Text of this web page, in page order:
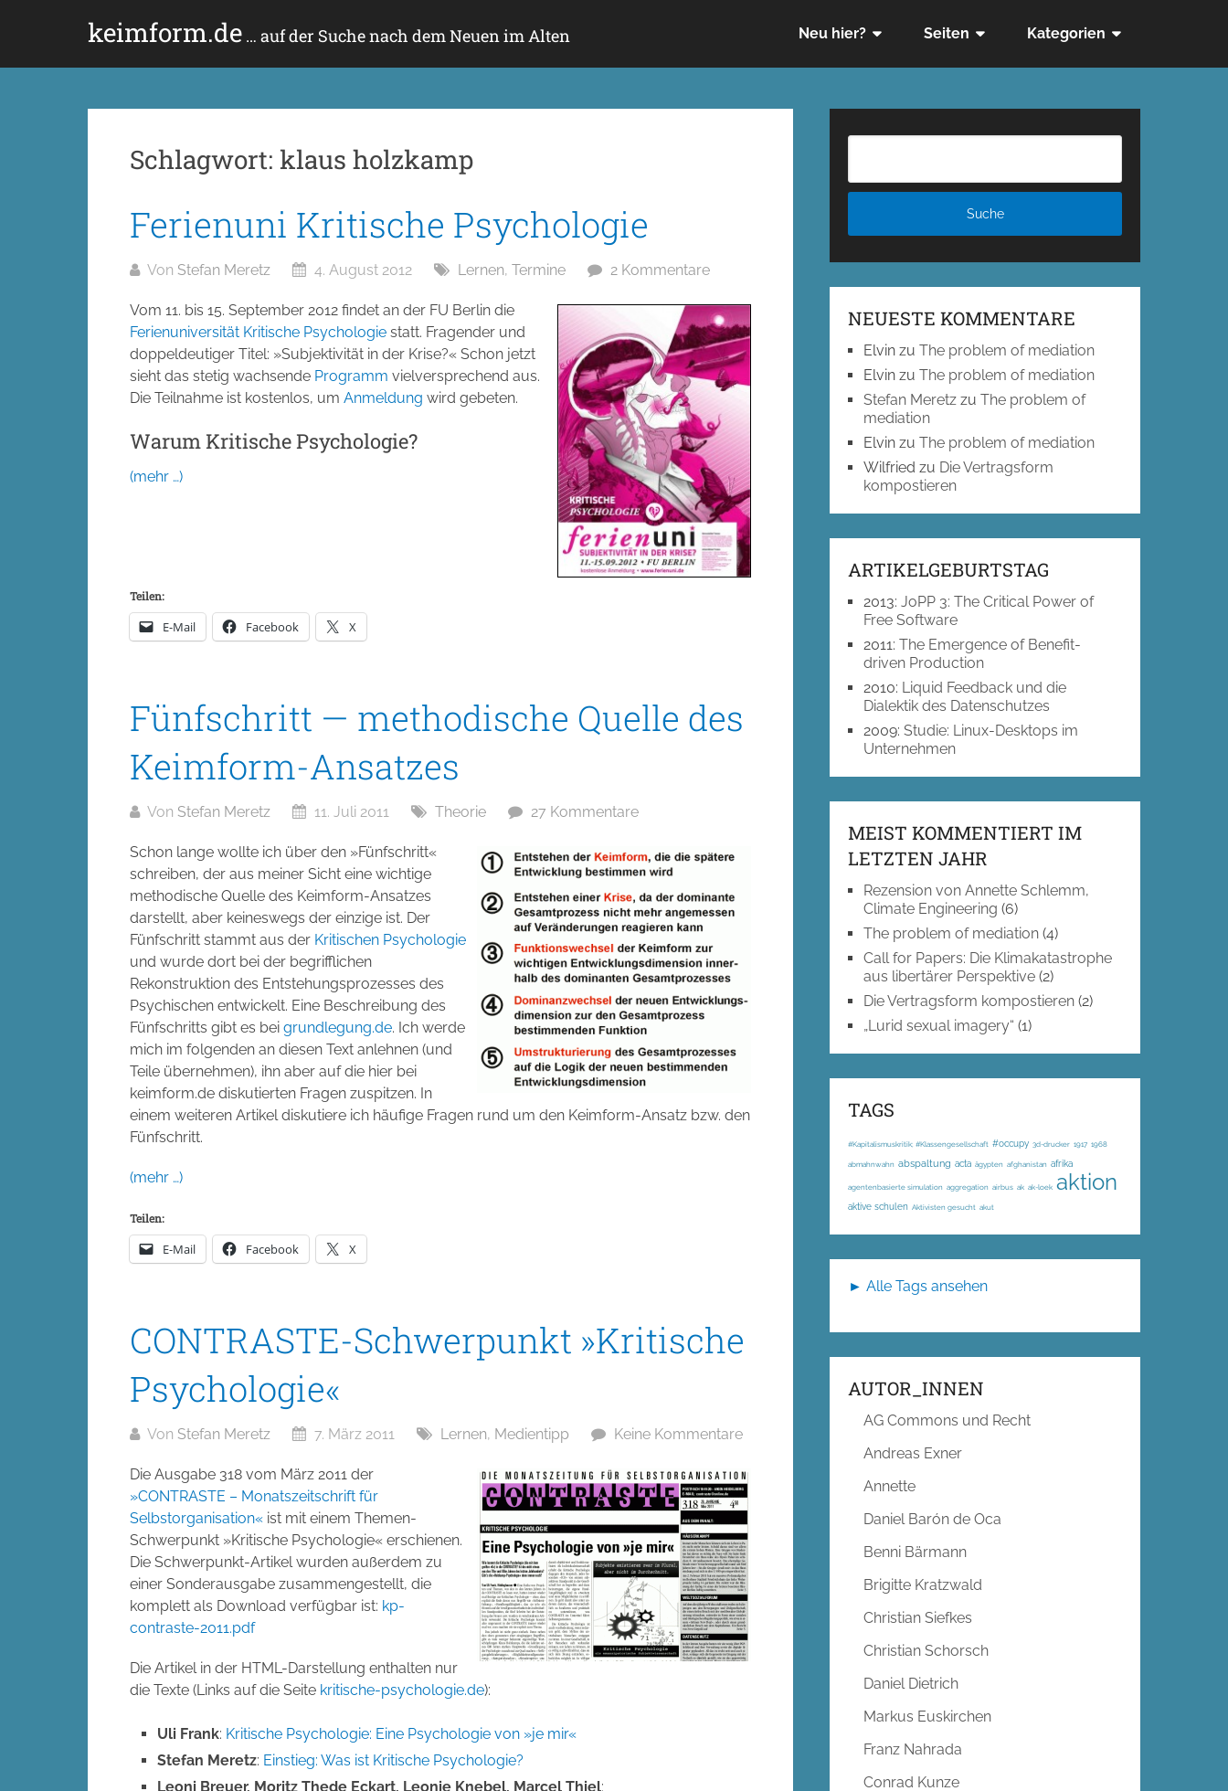
keimform.de … auf der Suche nach dem Neuen im Alten Neu hier? Seiten Kategorien
Schlagwort: klaus holzkamp
Ferienuni Kritische Psychologie
Von Stefan Meretz 4. August 2012 Lernen, Termine 2 Kommentare
Vom 11. bis 15. September 2012 findet an der FU Berlin die
Ferienuniversität Kritische Psychologie statt. Fragender und
doppeldeutiger Titel: »Subjektivität in der Krise?« Schon jetzt
sieht das stetig wachsende Programm vielversprechend aus.
Die Teilnahme ist kostenlos, um Anmeldung wird gebeten.
Warum Kritische Psychologie?
(mehr …)
Teilen:
E-Mail Facebook X
Fünfschritt — methodische Quelle des
Keimform-Ansatzes
Von Stefan Meretz 11. Juli 2011 Theorie 27 Kommentare
Schon lange wollte ich über den »Fünfschritt«
schreiben, der aus meiner Sicht eine wichtige
methodische Quelle des Keimform-Ansatzes
darstellt, aber keineswegs der einzige ist. Der
Fünfschritt stammt aus der Kritischen Psychologie
und wurde dort bei der begrifflichen
Rekonstruktion des Entstehungsprozesses des
Psychischen entwickelt. Eine Beschreibung des
Fünfschritts gibt es bei grundlegung.de. Ich werde
mich im folgenden an diesen Text anlehnen (und
Teile übernehmen), ihn aber auf die hier bei
keimform.de diskutierten Fragen zuspitzen. In
einem weiteren Artikel diskutiere ich häufige Fragen rund um den Keimform-Ansatz bzw. den
Fünfschritt.
(mehr …)
Teilen:
E-Mail Facebook X
CONTRASTE-Schwerpunkt »Kritische
Psychologie«
Von Stefan Meretz 7. März 2011 Lernen, Medientipp Keine Kommentare
Die Ausgabe 318 vom März 2011 der
»CONTRASTE – Monatszeitschrift für
Selbstorganisation« ist mit einem Themen-
Schwerpunkt »Kritische Psychologie« erschienen.
Die Schwerpunkt-Artikel wurden außerdem zu
einer Sonderausgabe zusammengestellt, die
komplett als Download verfügbar ist: kp-
contraste-2011.pdf
Die Artikel in der HTML-Darstellung enthalten nur
die Texte (Links auf die Seite kritische-psychologie.de):
Uli Frank: Kritische Psychologie: Eine Psychologie von »je mir«
Stefan Meretz: Einstieg: Was ist Kritische Psychologie?
Leoni Breuer, Moritz Thede Eckart, Leonie Knebel, Marcel Thiel:
NEUESTE KOMMENTARE
Elvin zuThe problem of mediation
Elvin zuThe problem of mediation
Stefan Meretz zuThe problem of
mediation
Elvin zuThe problem of mediation
Wilfried zu Die Vertragsform
kompostieren
ARTIKELGEBURTSTAG
2013:JoPP 3: The Critical Power of
Free Software
2011:The Emergence of Benefit-
driven Production
2010: Liquid Feedback und die
Dialektik des Datenschutzes
2009:Studie: Linux-Desktops im
Unternehmen
MEIST KOMMENTIERT IM
LETZTEN JAHR
Rezension von Annette Schlemm,
Climate Engineering (6)
The problem of mediation (4)
Call for Papers: Die Klimakatastrophe
aus libertärer Perspektive (2)
Die Vertragsform kompostieren (2)
„Lurid sexual imagery“ (1)
TAGS
#Kapitalismuskritik; #Klassengesellschaft #occupy 3d-drucker 1917 1968
abmahnwahn abspaltung acta ägypten afghanistan afrika
agentenbasierte simulation aggregation airbus ak ak-loek aktion
aktive schulen Aktivisten gesucht akut
► Alle Tags ansehen
AUTOR_INNEN
AG Commons und Recht
Andreas Exner
Annette
Daniel Barón de Oca
Benni Bärmann
Brigitte Kratzwald
Christian Siefkes
Christian Schorsch
Daniel Dietrich
Markus Euskirchen
Franz Nahrada
Conrad Kunze